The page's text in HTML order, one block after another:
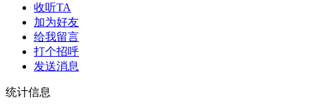
收听TA
加为好友
给我留言
打个招呼
发送消息
统计信息